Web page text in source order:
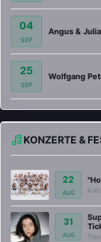
04
SEP
Angus &
25
SEP
Wolfgang
KONZERTE &
22
AUG
31
AUG